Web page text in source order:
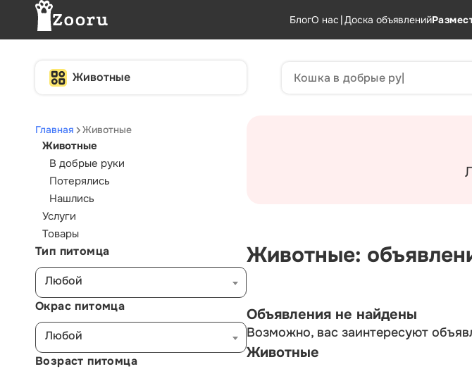
БлогО нас |Доска объявлений
Животные
Главная Животные
Животные
В добрые руки
Потерялись
Нашлись
Услуги
Товары
Тип питомца
Любой
Окрас питомца
Любой
Возраст питомца
Животные:
Объявления не найдены
Возможно, вас заинтересуют
Животные